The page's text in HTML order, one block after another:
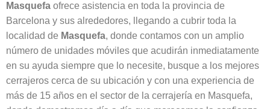
Masquefa ofrece asistencia en toda la provincia de
Barcelona y sus alrededores, llegando a cubrir toda la
localidad de Masquefa, donde contamos con un amplio
número de unidades móviles que acudirán inmediatamente
en su ayuda siempre que lo necesite, busque a los mejores
cerrajeros cerca de su ubicación y con una experiencia de
más de 15 años en el sector de la cerrajería en Masquefa,